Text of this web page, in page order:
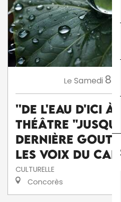
Le Samedi 8
''De l'eau d'ici à
théâtre
dernière
Les voix du
CULTURELLE
Concorès